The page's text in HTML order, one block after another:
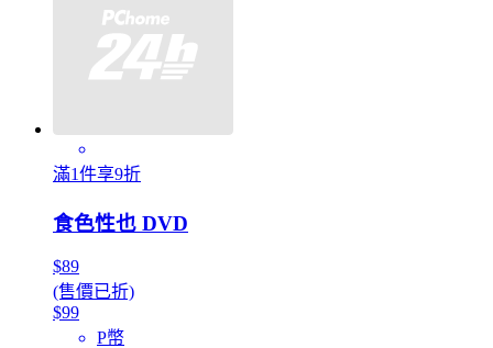
滿1件享9折
食色性也 DVD
$89
(售價已折)
$99
P幣